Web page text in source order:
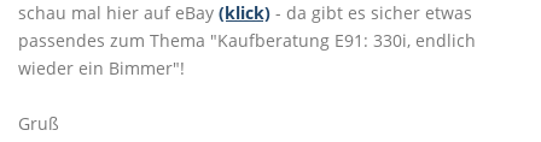
schau mal hier auf eBay (klick) - da gibt es sicher etwas
passendes zum Thema "Kaufberatung E91: 330i, endlich
wieder ein Bimmer"!
Gruß